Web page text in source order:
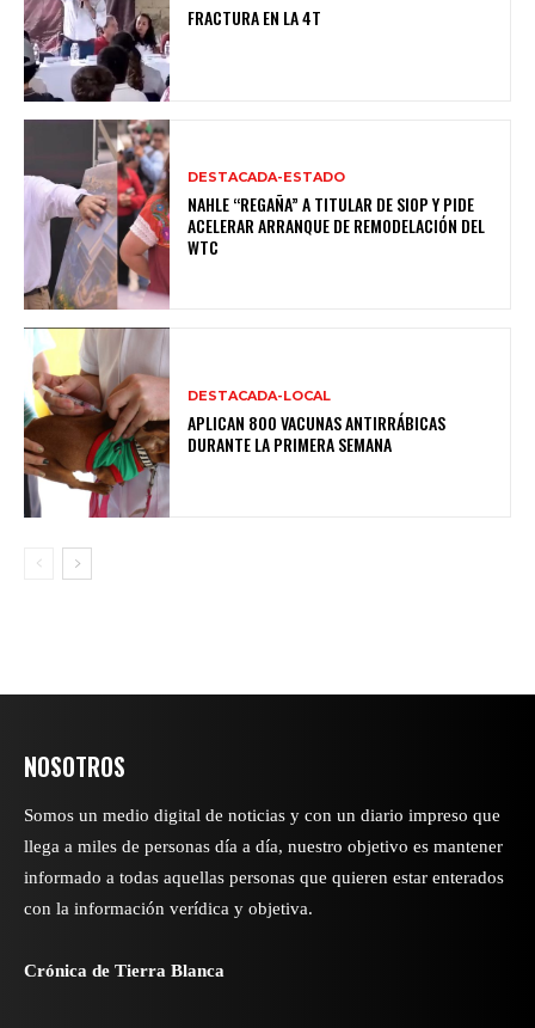
FRACTURA EN LA 4T
DESTACADA-ESTADO
NAHLE “REGAÑA” A TITULAR DE SIOP Y PIDE
ACELERAR ARRANQUE DE REMODELACIÓN DEL
WTC
DESTACADA-LOCAL
APLICAN 800 VACUNAS ANTIRRÁBICAS
DURANTE LA PRIMERA SEMANA
NOSOTROS
Somos un medio digital de noticias y con un diario impreso que
llega a miles de personas día a día, nuestro objetivo es mantener
informado a todas aquellas personas que quieren estar enterados
con la información verídica y objetiva.
Crónica de Tierra Blanca